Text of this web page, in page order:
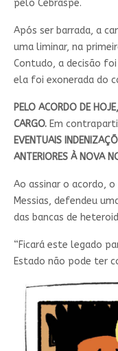
pelo Cebraspe.
Após ser barrada, a
uma liminar, na
Contudo, a decisão
ela foi exonerada do
PELO ACORDO DE
CARGO.Em
EVENTUAIS
ANTERIORES À NOVA
Ao assinar o acordo,
Messias, defendeu
das bancas de
“Ficará este legado
Estado não pode ter